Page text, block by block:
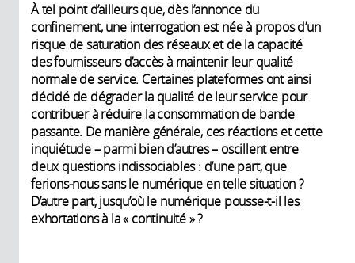
À tel point d’ailleurs que, dès l’annonce du
confinement, une interrogation est née à propos d’un
risque de saturation des réseaux et de la capacité
des fournisseurs d’accès à maintenir leur qualité
normale de service. Certaines plateformes ont ainsi
décidé de dégrader la qualité de leur service pour
contribuer à réduire la consommation de bande
passante. De manière générale, ces réactions et cette
inquiétude – parmi bien d’autres – oscillent entre
deux questions indissociables : d’une part, que
ferions-nous sans le numérique en telle situation ?
D’autre part, jusqu’où le numérique pousse-t-il les
exhortations à la « continuité » ?